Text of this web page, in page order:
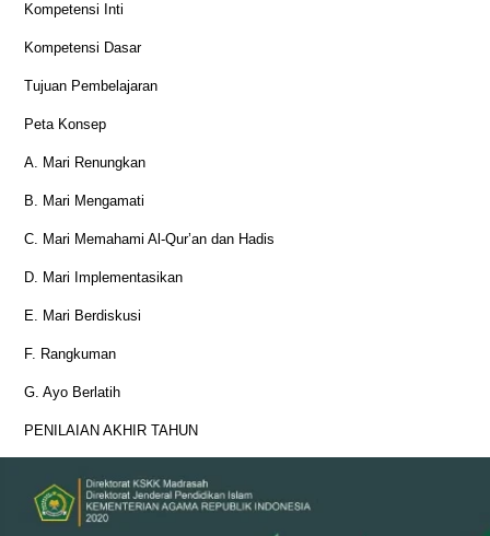
Kompetensi Inti
Kompetensi Dasar
Tujuan Pembelajaran
Peta Konsep
A. Mari Renungkan
B. Mari Mengamati
C. Mari Memahami Al-Qur’an dan Hadis
D. Mari Implementasikan
E. Mari Berdiskusi
F. Rangkuman
G. Ayo Berlatih
PENILAIAN AKHIR TAHUN